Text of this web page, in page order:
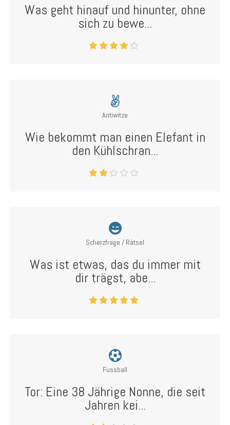
Was geht hinauf und hinunter, ohne
sich zu bewe...
Antiwitze
Wie bekommt man einen Elefant in
den Kühlschran...
Scherzfrage / Rätsel
Was ist etwas, das du immer mit
dir trägst, abe...
Fussball
Tor: Eine 38 Jährige Nonne, die seit
Jahren kei...